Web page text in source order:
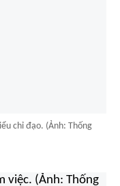
chỉ đạo. (Ảnh: Thống